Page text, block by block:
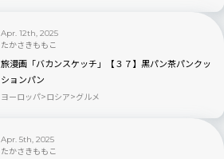
Apr. 12th, 2025
たかさきももこ
旅漫画「バカンスケッチ」【３７】黒パン茶パンクッ
ションパン
ヨーロッパ ロシア グルメ
Apr. 5th, 2025
たかさきももこ